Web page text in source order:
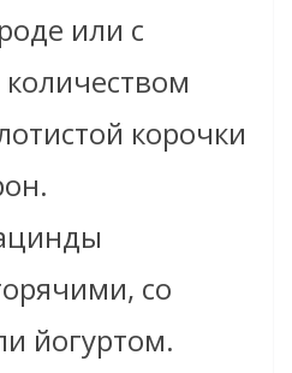
или с
корочки
со
йогуртом.